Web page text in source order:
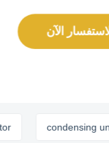
الآن
condensing unit